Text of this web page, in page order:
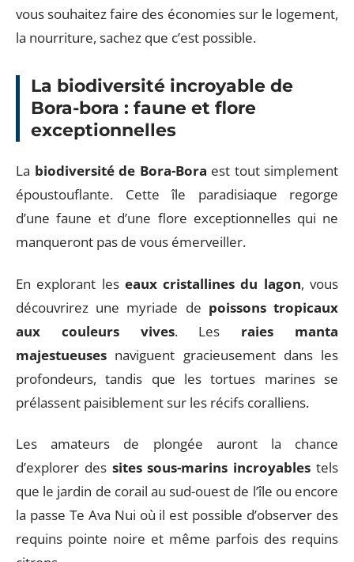
vous souhaitez faire des économies sur le logement,
la nourriture, sachez que c’est possible.
La biodiversité incroyable de
Bora-bora : faune et flore
exceptionnelles
La biodiversité de Bora-Bora est tout simplement
époustouflante. Cette île paradisiaque regorge
d’une faune et d’une flore exceptionnelles qui ne
manqueront pas de vous émerveiller.
En explorant les eaux cristallines du lagon, vous
découvrirez une myriade de poissons tropicaux
aux couleurs vives. Les raies manta
majestueuses naviguent gracieusement dans les
profondeurs, tandis que les tortues marines se
prélassent paisiblement sur les récifs coralliens.
Les amateurs de plongée auront la chance
d’explorer des sites sous-marins incroyables tels
que le jardin de corail au sud-ouest de l’île ou encore
la passe Te Ava Nui où il est possible d’observer des
requins pointe noire et même parfois des requins